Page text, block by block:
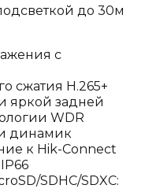
до 30м
с
сжатия H.265+
яркой задней
WDR
динамик
к Hik-Connect
SDHC/SDXC: